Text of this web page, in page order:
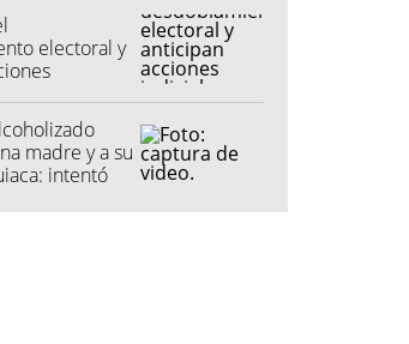
electoral y
madre y a su
intentó